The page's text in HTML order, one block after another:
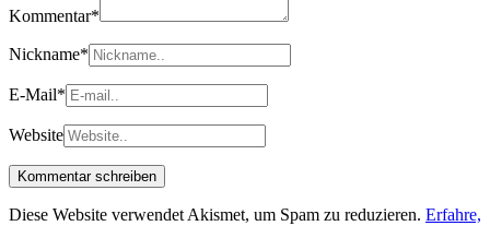
Kommentar*
Nickname*
E-Mail*
Website
Diese Website verwendet Akismet, um Spam zu reduzieren. Erfahre,